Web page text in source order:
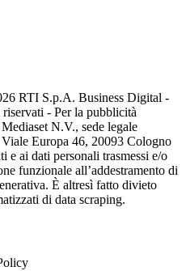
RTI S.p.A. Business Digital -
- Per la pubblicità
N.V., sede legale
Europa 46, 20093 Cologno
e ai dati personali trasmessi e/o
funzionale all’addestramento di
È altresì fatto divieto
di data scraping.